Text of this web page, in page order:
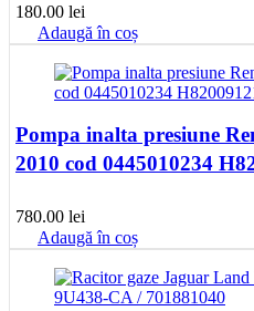
180.00 lei
Adaugă în coș
Pompa inalta presiune
2010 cod 0445010234
780.00 lei
Adaugă în coș